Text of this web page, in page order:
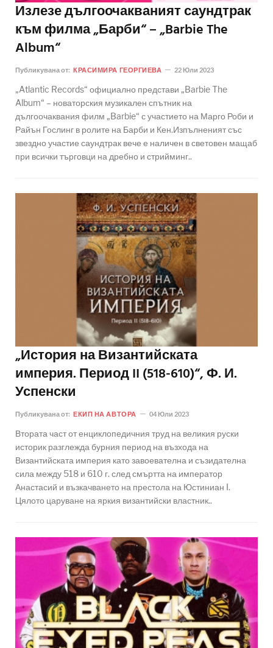
Излезе дългоочакваният саундтрак
към филма „Барби“ – „Barbie The
Album“
Публикувана от: КРАСИМИРА ГЕОРГИЕВА 22 Юли 2023
„Atlantic Records“ официално представи „Barbie The
Album“ – новаторския музикален спътник на
дългоочаквания филм „Barbie“ с участието на Марго Роби и
Райън Гослинг в ролите на Барби и Кен.Изпълненият със
звездно участие саундтрак вече е наличен в световен мащаб
при всички търговци на дребно и стрийминг..
„История на Византийската
империя. Период II (518-610)“, Ф. И.
Успенски
Публикувана от: ЕКИП НА АВТОРА 04 Юли 2023
Втората част от енциклопедичния труд на великия руски
историк разглежда бурния период на възхода на
Византийската империя като завоевателна и съзидателна
сила между 518 и 610 г. след смъртта на император
Анастасий и възкачването на престола на Юстиниан I.
Цялото царуване на яркия византийски властник..